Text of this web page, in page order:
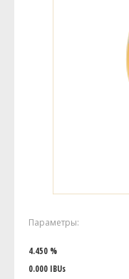
Параметры:
4.450 %
0.000 IBUs